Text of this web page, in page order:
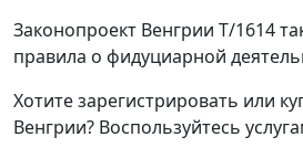
Законопроект Венгрии T/1614
правила о фидуциарной
Хотите зарегистрировать или
Венгрии? Воспользуйтесь